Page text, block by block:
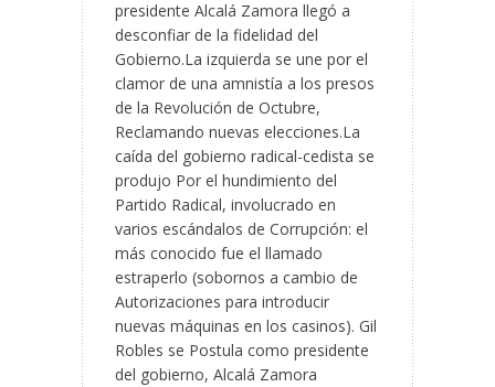
presidente Alcalá Zamora llegó a
desconfiar de la fidelidad del
Gobierno.La izquierda se une por el
clamor de una amnistía a los presos
de la Revolución de Octubre,
Reclamando nuevas elecciones.La
caída del gobierno radical-cedista se
produjo Por el hundimiento del
Partido Radical, involucrado en
varios escándalos de Corrupción: el
más conocido fue el llamado
estraperlo (sobornos a cambio de
Autorizaciones para introducir
nuevas máquinas en los casinos). Gil
Robles se Postula como presidente
del gobierno, Alcalá Zamora